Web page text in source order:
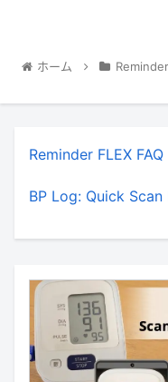
ホーム
Reminder FLEX FAQ
BP Log: Quick Scan